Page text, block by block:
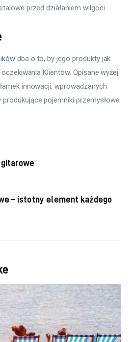
przed działaniem wilgoci.
dba o to, by jego produkty jak
Klientów. Opisane wyżej
innowacji, wprowadzanych
pojemniki przemysłowe.
– istotny element każdego